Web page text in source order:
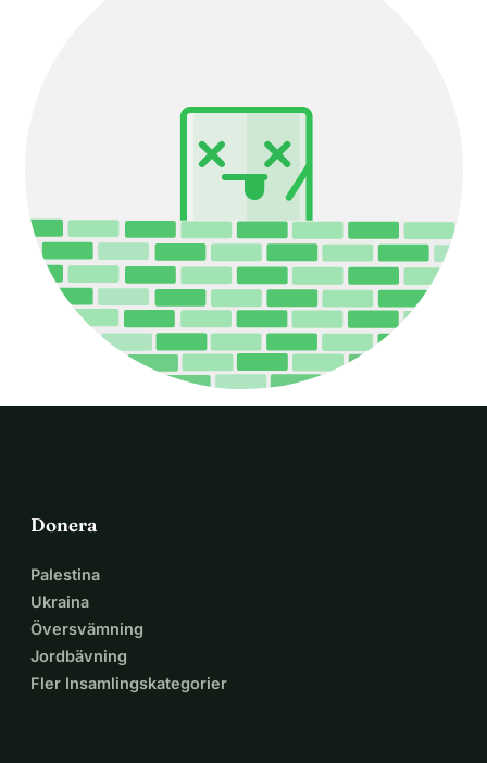
Donera
Palestina
Ukraina
Översvämning
Jordbävning
Fler Insamlingskategorier